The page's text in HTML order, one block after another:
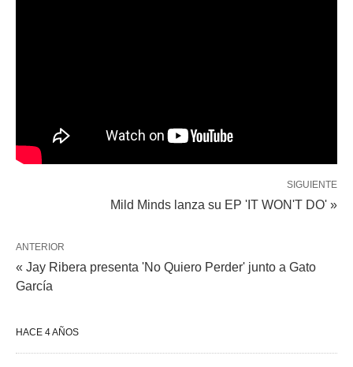
SIGUIENTE
Mild Minds lanza su EP 'IT WON'T DO' »
ANTERIOR
« Jay Ribera presenta 'No Quiero Perder' junto a Gato
García
HACE 4 AÑOS